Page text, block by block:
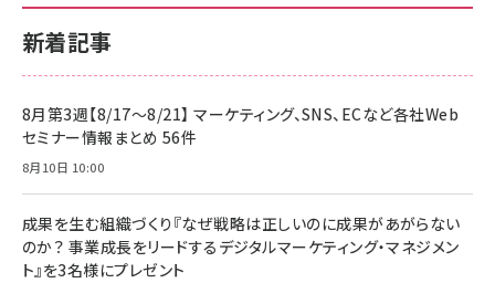
新着記事
8月第3週【8/17～8/21】 マーケティング、SNS、ECなど各社Web
セミナー情報まとめ 56件
8月10日 10:00
成果を生む組織づくり『なぜ戦略は正しいのに成果があがらない
のか？ 事業成長をリードするデジタルマーケティング・マネジメン
ト』を3名様にプレゼント